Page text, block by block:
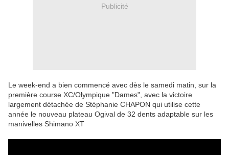
Publicité
Le week-end a bien commencé avec dès le samedi matin, sur la
première course XC/Olympique "Dames", avec la victoire
largement détachée de Stéphanie CHAPON qui utilise cette
année le nouveau plateau Ogival de 32 dents adaptable sur les
manivelles Shimano XT